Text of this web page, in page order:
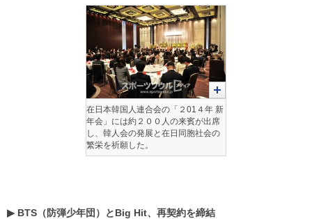
在日本韓国人連合会の「２01４年 新
年会」には約２００人の来賓が出席
し、韓人会の発展と在日同胞社会の
繁栄を祈願した。
▶ BTS（防弾少年団）とBig Hit、再契約を締結